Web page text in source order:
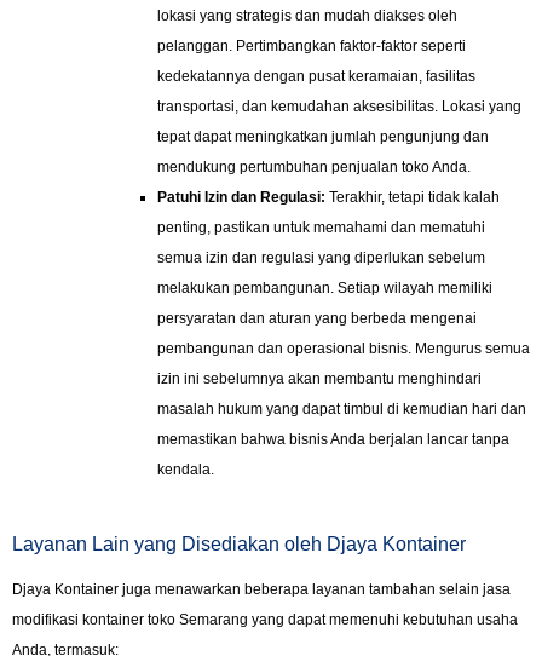
lokasi yang strategis dan mudah diakses oleh
pelanggan. Pertimbangkan faktor-faktor seperti
kedekatannya dengan pusat keramaian, fasilitas
transportasi, dan kemudahan aksesibilitas. Lokasi yang
tepat dapat meningkatkan jumlah pengunjung dan
mendukung pertumbuhan penjualan toko Anda.
Patuhi Izin dan Regulasi: Terakhir, tetapi tidak kalah
penting, pastikan untuk memahami dan mematuhi
semua izin dan regulasi yang diperlukan sebelum
melakukan pembangunan. Setiap wilayah memiliki
persyaratan dan aturan yang berbeda mengenai
pembangunan dan operasional bisnis. Mengurus semua
izin ini sebelumnya akan membantu menghindari
masalah hukum yang dapat timbul di kemudian hari dan
memastikan bahwa bisnis Anda berjalan lancar tanpa
kendala.
Layanan Lain yang Disediakan oleh Djaya Kontainer
Djaya Kontainer juga menawarkan beberapa layanan tambahan selain jasa
modifikasi kontainer toko Semarang yang dapat memenuhi kebutuhan usaha
Anda, termasuk: